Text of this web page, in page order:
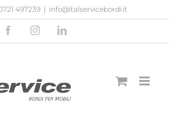
497239 | info@italservicebordi.it
FacebookInstagramLinkedIn